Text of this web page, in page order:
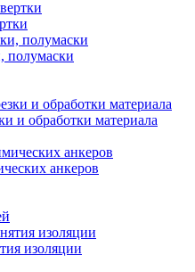
полумаски
и обработки материала
анкеров
изоляции